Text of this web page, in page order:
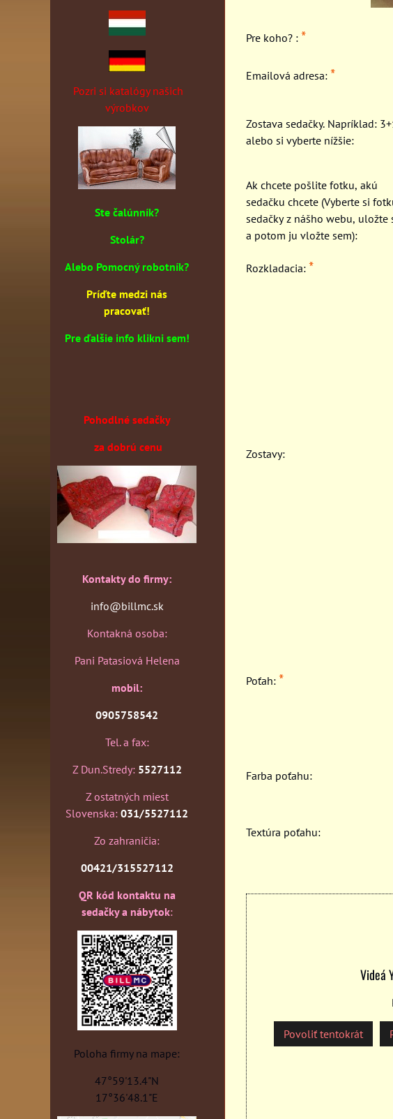
Pre koho? : *
Emailová adresa: *
Zostava sedačky. Napríklad:
alebo si vyberte nížšie:
Ak chcete pošlite fotku, akú
sedačku chcete (Vyberte si
sedačky z nášho webu, uložte
a potom ju vložte sem):
Rozkladacia: *
Zostavy:
Poťah: *
Farba poťahu:
Textúra poťahu:
Videá
Povoliť tentokrát
Pozri si katalógy našich
výrobkov
Ste čalúnník?
Stolár?
Alebo Pomocný robotník?
Príďte medzi nás
pracovať!
Pre ďalšie info klikni sem!
Pohodlné sedačky
za dobrú cenu
Kontakty do firmy:
info@billmc.sk
Kontakná osoba:
Pani Patasiová Helena
mobil:
0905758542
Tel. a fax:
Z Dun.Stredy: 5527112
Z ostatných miest
Slovenska: 031/5527112
Zo zahraničia:
00421/315527112
QR kód kontaktu na
sedačky a nábytok:
Poloha firmy na mape:
47°59'13.4"N
17°36'48.1"E